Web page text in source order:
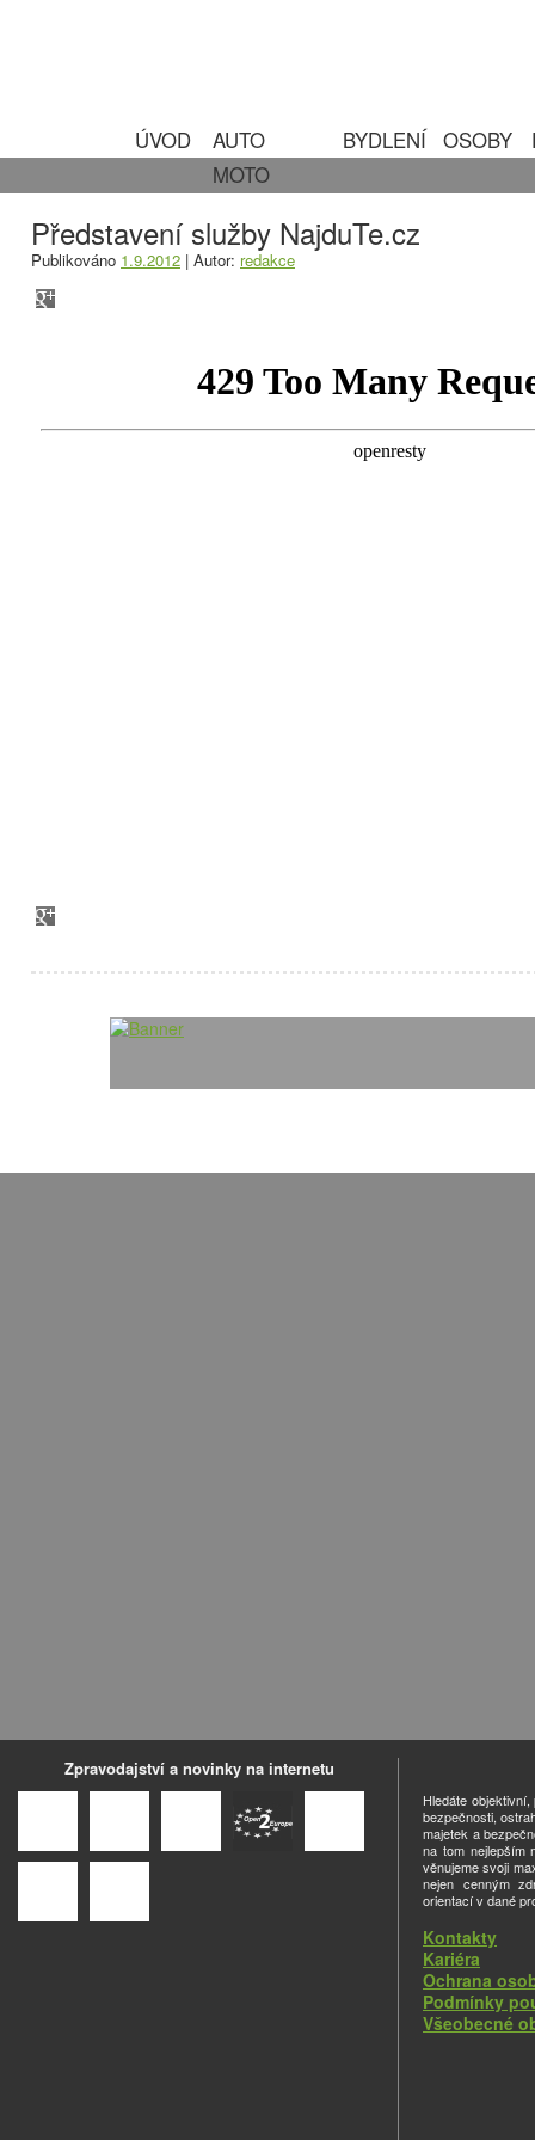
ÚVOD
AUTO
MOTO
BYDLENÍ OSOBY
Představení služby NajduTe.cz
Publikováno 1.9.2012 | Autor: redakce
Zpravodajství a novinky na internetu
Hledáte
bezpečnosti,
majetek a
na tom nejlepším
věnujeme svoji
nejen cenným
orientací v dané
Kontakty
Kariéra
Ochrana
Podmínky
Všeobecné